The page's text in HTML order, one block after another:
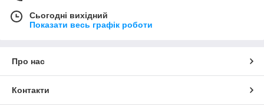
Сьогодні вихідний
Показати весь графік роботи
Про нас
Контакти